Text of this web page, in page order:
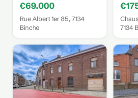
€69.000
Rue Albert 1er 85, 7134
Binche
7134